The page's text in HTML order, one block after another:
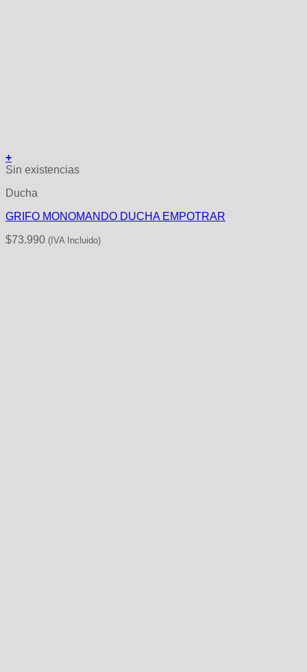
+
Sin existencias
Ducha
GRIFO MONOMANDO DUCHA EMPOTRAR
$73.990 (IVA Incluido)